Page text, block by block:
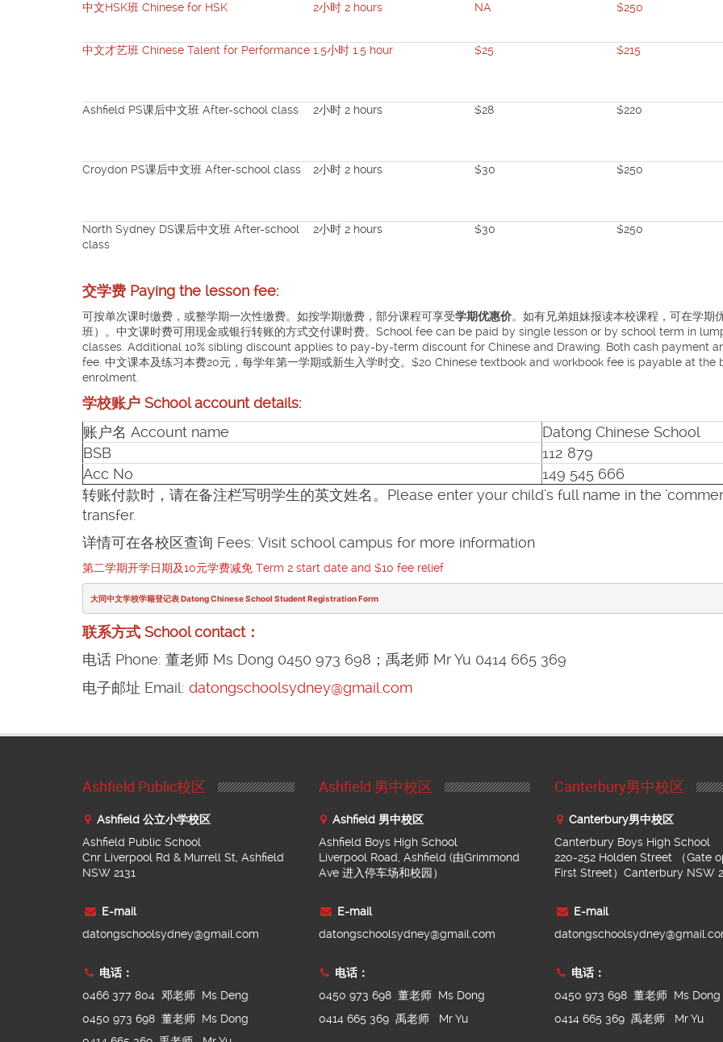
中文HSK班 Chinese for HSK 2小时 2 hours NA $250
中文才艺班 Chinese Talent for Performance 1.5小时 1.5 hour $25 $215
Ashfield PS课后中文班 After-school class 2小时 2 hours $28 $220
Croydon PS课后中文班 After-school class 2小时 2 hours $30 $250
North Sydney DS课后中文班 After-school
class
2小时 2 hours $30 $250
交学费 Paying the lesson fee:
可按单次课时缴费，或整学期一次性缴费。如按学期缴费，部分课程可享受学期优惠价。如有兄弟姐妹报读本校课程，可在学期
班）。中文课时费可用现金或银行转账的方式交付课时费。School fee can be paid by single lesson or by school term in
classes. Additional 10% sibling discount applies to pay-by-term discount for Chinese and Drawing. Both cash payment
fee. 中文课本及练习本费20元，每学年第一学期或新生入学时交。$20 Chinese textbook and workbook fee is payable at
enrolment.
学校账户 School account details:
账户名 Account name
Datong Chinese School
BSB
112 879
Acc No
149 545 666
转账付款时，请在备注栏写明学生的英文姓名。Please enter your child's full name in the
transfer.
详情可在各校区查询 Fees: Visit school campus for more information
第二学期开学日期及10元学费减免 Term 2 start date and $10 fee relief
大同中文学校学籍登记表 Datong Chinese School Student Registration Form
联系方式 School contact：
电话 Phone: 董老师 Ms Dong 0450 973 698；禹老师 Mr Yu 0414 665 369
电子邮址 Email: datongschoolsydney@gmail.com
Ashfield Public校区
Ashfield 公立小学校区
Ashfield Public School
Cnr Liverpool Rd & Murrell St, Ashfield
NSW 2131
E-mail
datongschoolsydney@gmail.com
电话：
0466 377 804 邓老师 Ms Deng
0450 973 698 董老师 Ms Dong
Ashfield 男中校区
Ashfield 男中校区
Ashfield Boys High School
Liverpool Road, Ashfield (由Grimmond
Ave 进入停车场和校园）
E-mail
datongschoolsydney@gmail.com
电话：
0450 973 698 董老师 Ms Dong
0414 665 369 禹老师 Mr Yu
Canterbury男中校区
Canterbury男中校区
Canterbury Boys High School
220-252 Holden Street （Gate
First Street）Canterbury NSW
E-mail
电话：
0450 973 698 董老师 Ms Dong
0414 665 369 禹老师 Mr Yu